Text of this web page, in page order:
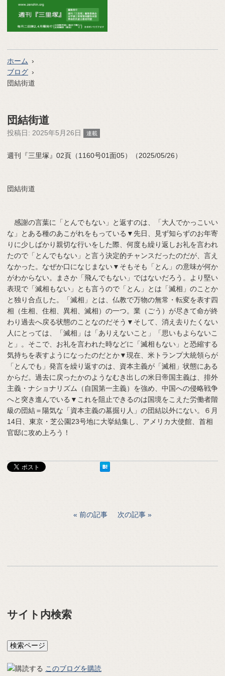
ホーム
ブログ
団結街道
団結街道
投稿日: 2025年5月26日 連載
週刊『三里塚』02頁（1160号01面05）（2025/05/26）
団結街道
感謝の言葉に「とんでもない」と返すのは、「大人でかっこいい
な」とある種のあこがれをもっている▼先日、見ず知らずのお年寄
りに少しばかり親切な行いをした際、何度も繰り返しお礼を言われ
たので「とんでもない」と言う決定的チャンスだったのだが、言え
なかった。なぜか口になじまない▼そもそも「とん」の意味が何か
がわからない。まさか「飛んでもない」ではないだろう。より堅い
表現で「滅相もない」とも言うので「とん」とは「滅相」のことか
と独り合点した。「滅相」とは、仏教で万物の無常・転変を表す四
相（生相、住相、異相、滅相）の一つ。業（ごう）が尽きて命が終
わり過去へ戻る状態のことなのだそう▼そして、消え去りたくない
人にとっては、「滅相」は「ありえないこと」「思いもよらないこ
と」。そこで、お礼を言われた時などに「滅相もない」と恐縮する
気持ちを表すようになったのだとか▼現在、米トランプ大統領らが
「とんでも」発言を繰り返すのは、資本主義が「滅相」状態にある
からだ。過去に戻ったかのようなむき出しの米日帝国主義は、排外
主義・ナショナリズム（自国第一主義）を強め、中国への侵略戦争
へと突き進んでいる▼これを阻止できるのは国境をこえた労働者階
級の団結＝陽気な「資本主義の墓掘り人」の団結以外にない。６月
14日、東京・芝公園23号地に大挙結集し、アメリカ大使館、首相
官邸に攻め上ろう！
前の記事 次の記事
サイト内検索
このブログを購読